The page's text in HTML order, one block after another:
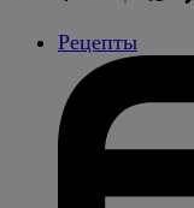
Рецепты